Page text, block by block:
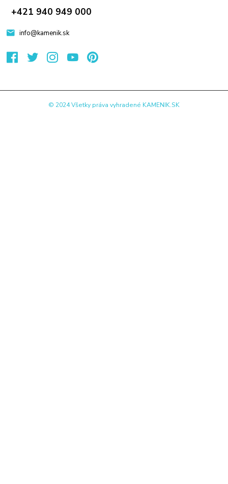
+421 940 949 000
info@kamenik.sk
© 2024 Všetky práva vyhradené KAMENIK.SK